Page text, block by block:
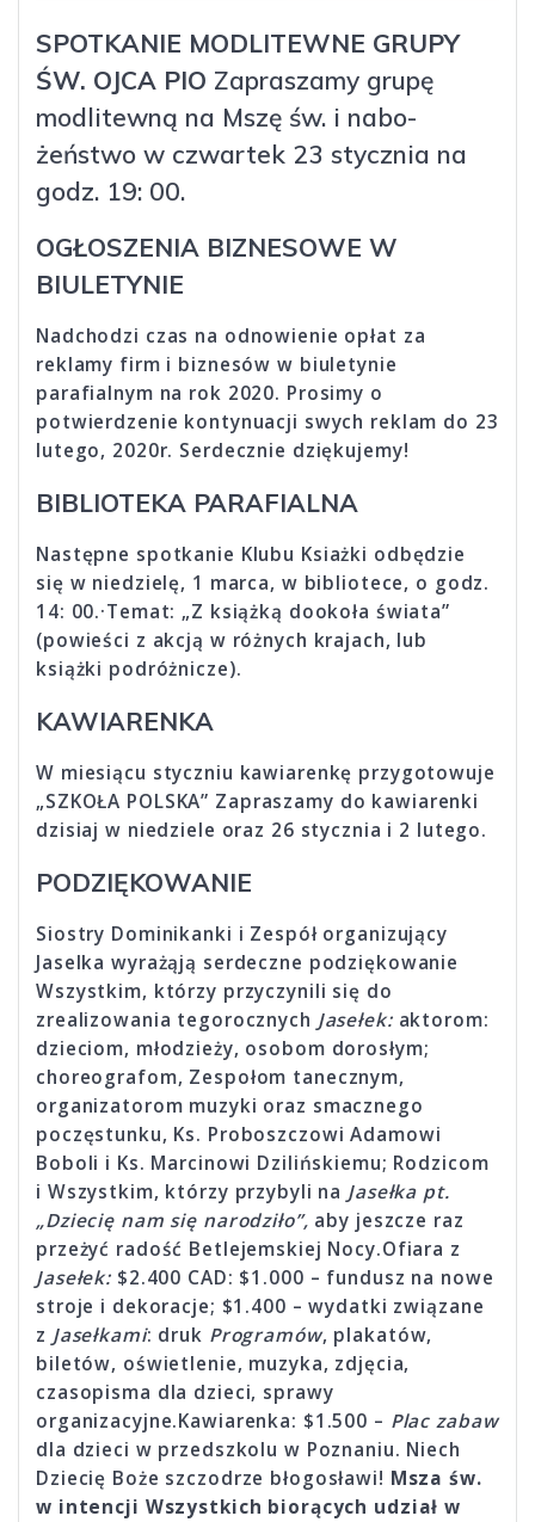
SPOTKANIE MODLITEWNE GRUPY
ŚW. OJCA PIO Zapraszamy grupę
modlitewną na Mszę św. i nabo­
żeństwo w czwartek 23 stycznia na
godz. 19: 00.
OGŁOSZENIA BIZNESOWE W
BIULETYNIE
Nadchodzi czas na odnowienie opłat za
reklamy firm i biznesów w biuletynie
parafialnym na rok 2020. Prosimy o
potwierdzenie kontynuacji swych reklam do 23
lutego, 2020r. Serdecznie dziękujemy!
BIBLIOTEKA PARAFIALNA
Następne spotkanie Klubu Ksiażki odbędzie
się w niedzielę, 1 marca, w bibliotece, o godz.
14: 00.·Temat: „Z książką dookoła świata”
(powieści z akcją w różnych krajach, lub
książki podróżnicze).
KAWIARENKA
W miesiącu styczniu kawiarenkę przygotowuje
„SZKOŁA POLSKA” Zapraszamy do kawiarenki
dzisiaj w niedziele oraz 26 stycznia i 2 lutego.
PODZIĘKOWANIE
Siostry Dominikanki i Zespół organizujący
Jaselka wyrażąją serdeczne podziękowanie
Wszystkim, którzy przyczynili się do
zrealizowania tegorocznych Jasełek:aktorom:
dzieciom, młodzieży, osobom dorosłym;
choreografom, Zespołom tanecznym,
organizatorom muzyki oraz smacznego
poczęstunku, Ks. Proboszczowi Adamowi
Boboli i Ks. Marcinowi Dzilińskiemu; Rodzicom
i Wszystkim, którzy przybyli na Jasełka pt.
„Dziecię nam się narodziło”, aby jeszcze raz
przeżyć radość Betlejemskiej Nocy.Ofiara z
Jasełek: $2.400 CAD: $1.000 – fundusz na nowe
stroje i dekoracje; $1.400 – wydatki związane
z Jasełkami: druk Programów, plakatów,
biletów, oświetlenie, muzyka, zdjęcia,
czasopisma dla dzieci, sprawy
organizacyjne.Kawiarenka: $1.500 – Plac zabaw
dla dzieci w przedszkolu w Poznaniu. Niech
Dziecię Boże szczodrze błogosławi! Msza św.
w intencji Wszystkich biorących udział w